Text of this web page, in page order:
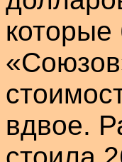
вдвое.